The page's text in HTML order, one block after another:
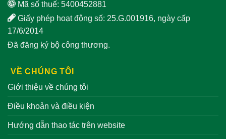
Mã số thuế: 5400452881
Giấy phép hoạt động số: 25.G.001916, ngày cấp
17/6/2014
Đã đăng ký bộ công thương.
VỀ CHÚNG TÔI
Giới thiệu về chúng tôi
Điều khoản và điều kiện
Hướng dẫn thao tác trên website